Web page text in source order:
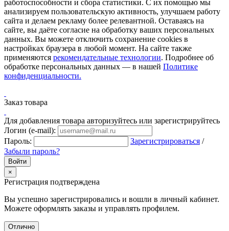
работоспособности и сбора статистики. С их помощью мы
анализируем пользовательскую активность, улучшаем работу
сайта и делаем рекламу более релевантной. Оставаясь на
сайте, вы даёте согласие на обработку ваших персональных
данных. Вы можете отключить сохранение cookies в
настройках браузера в любой момент. На сайте также
применяются рекомендательные технологии. Подробнее об
обработке персональных данных — в нашей Политике
конфиденциальности.
Заказ товара
Для добавления товара авторизуйтесь или зарегистрируйтесь
Логин (e-mail):
Пароль:
Зарегистрироваться /
Забыли пароль?
×
Регистрация подтверждена
Вы успешно зарегистрировались и вошли в личный кабинет.
Можете оформлять заказы и управлять профилем.
Отлично